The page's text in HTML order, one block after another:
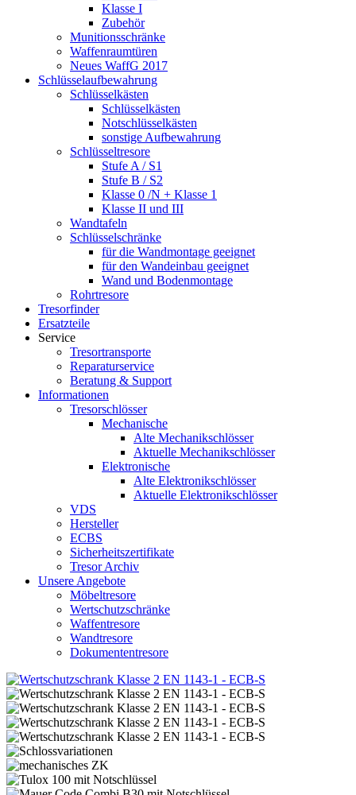
Klasse I
Zubehör
Munitionsschränke
Waffenraumtüren
Neues WaffG 2017
Schlüsselaufbewahrung
Schlüsselkästen
Schlüsselkästen
Notschlüsselkästen
sonstige Aufbewahrung
Schlüsseltresore
Stufe A / S1
Stufe B / S2
Klasse 0 /N + Klasse 1
Klasse II und III
Wandtafeln
Schlüsselschränke
für die Wandmontage geeignet
für den Wandeinbau geeignet
Wand und Bodenmontage
Rohrtresore
Tresorfinder
Ersatzteile
Service
Tresortransporte
Reparaturservice
Beratung & Support
Informationen
Tresorschlösser
Mechanische
Alte Mechanikschlösser
Aktuelle Mechanikschlösser
Elektronische
Alte Elektronikschlösser
Aktuelle Elektronikschlösser
VDS
Hersteller
ECBS
Sicherheitszertifikate
Tresor Archiv
Unsere Angebote
Möbeltresore
Wertschutzschränke
Waffentresore
Wandtresore
Dokumententresore